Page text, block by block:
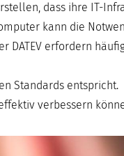
dass ihre IT-
kann die
DATEV erfordern
Standards entspricht.
verbessern